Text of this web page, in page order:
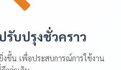
รับปรุงชั่วคราว
ขึ้น เพื่อประสบการณ์การใช้งาน